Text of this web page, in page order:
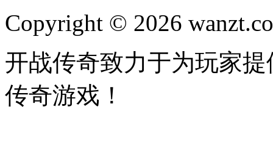
Copyright © 2026
开战传奇致力于为玩家
传奇游戏！